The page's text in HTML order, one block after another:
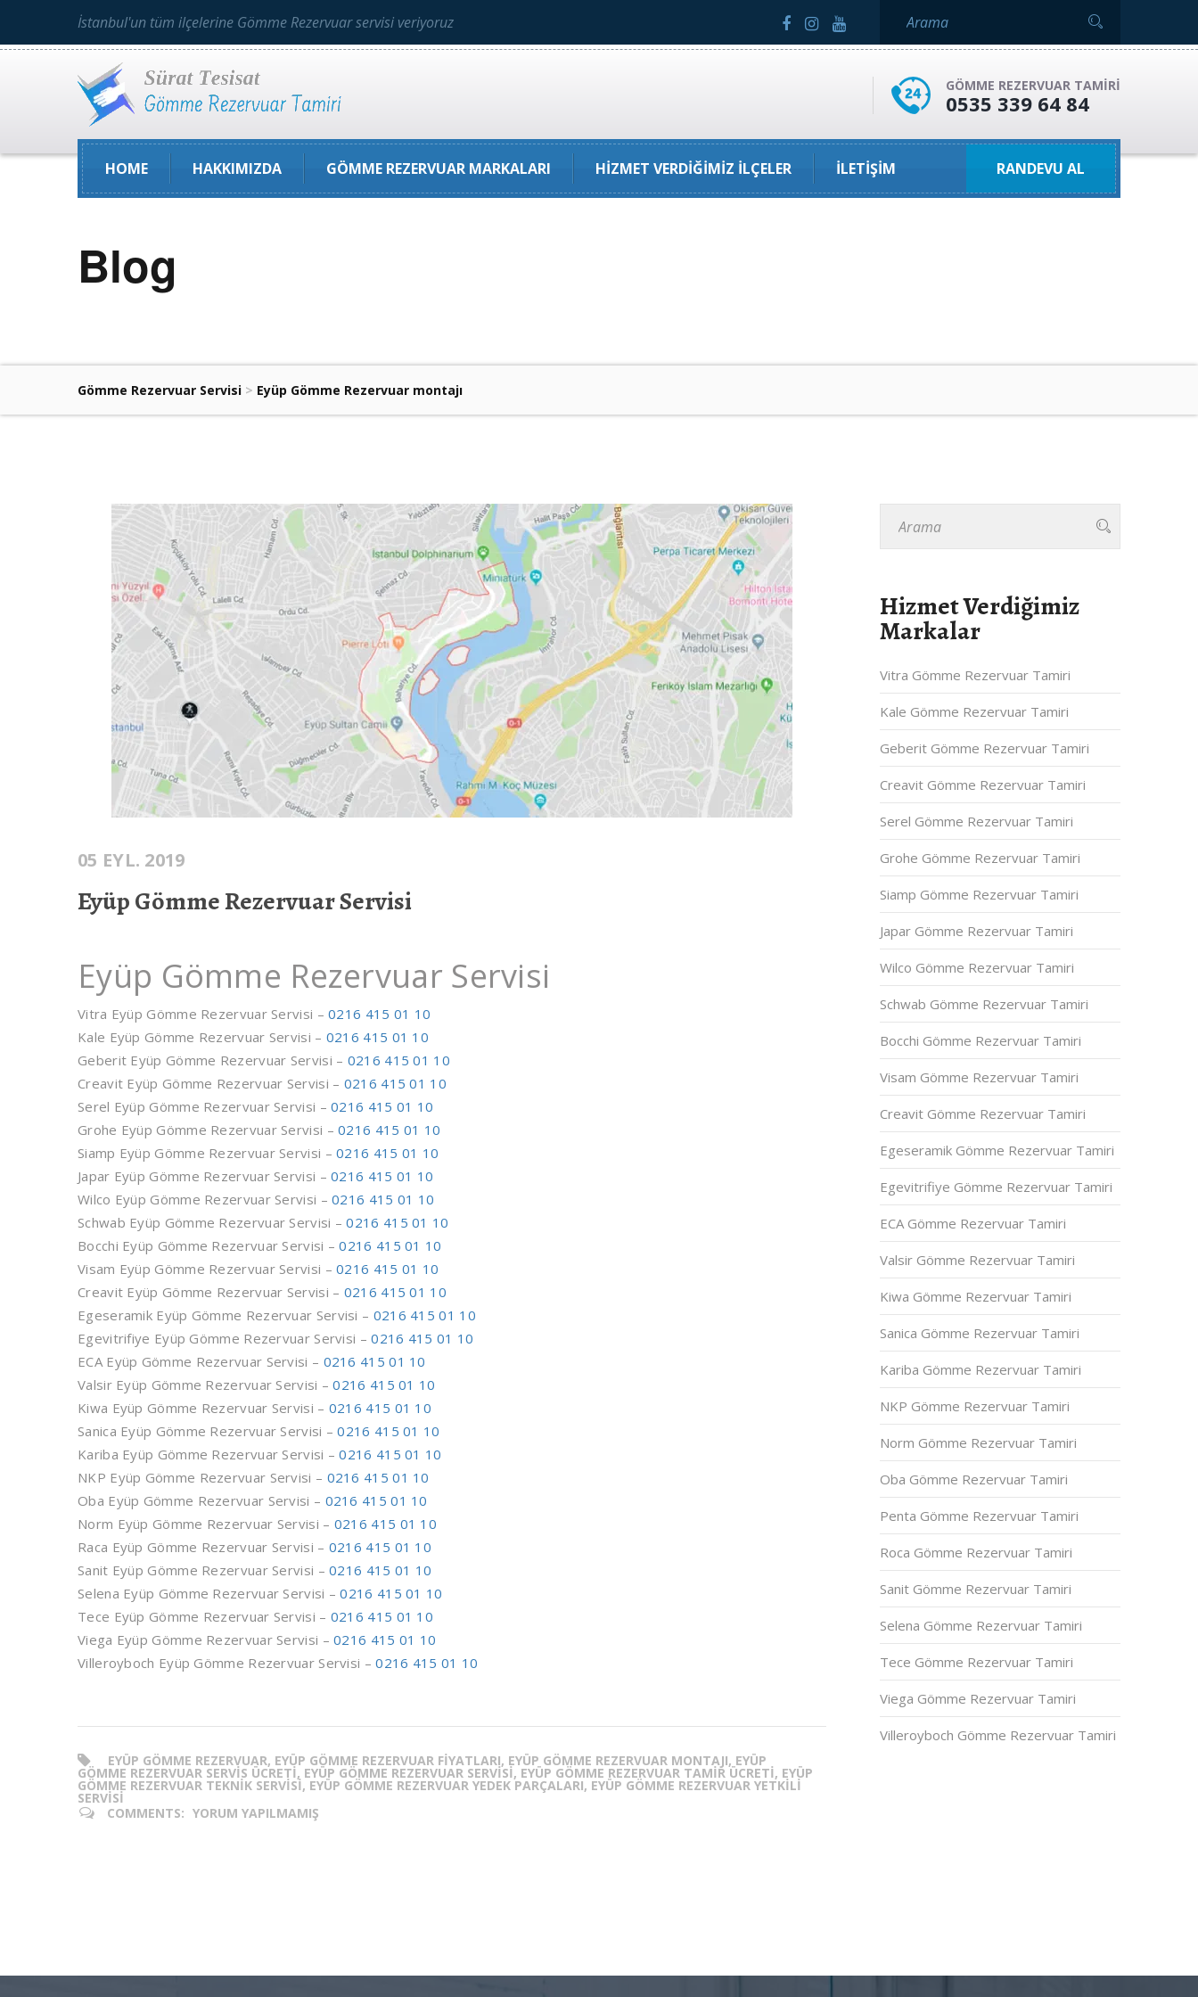
İstanbul'un tüm ilçelerine Gömme Rezervuar servisi veriyoruz
GÖMME REZERVUAR TAMIRI
0535 339 64 84
HOME HAKKIMIZDA GÖMME REZERVUAR MARKALARI HIZMET VERDIĞIMIZ İLÇELER İLETIŞIM RANDEVU AL
Blog
Gömme Rezervuar Servisi > Eyüp Gömme Rezervuar montajı
05 EYL. 2019
Eyüp Gömme Rezervuar Servisi
Eyüp Gömme Rezervuar Servisi
Vitra Eyüp Gömme Rezervuar Servisi –0216 415 01 10
Kale Eyüp Gömme Rezervuar Servisi – 0216 415 01 10
Geberit Eyüp Gömme Rezervuar Servisi – 0216 415 01 10
Creavit Eyüp Gömme Rezervuar Servisi – 0216 415 01 10
Serel Eyüp Gömme Rezervuar Servisi –0216 415 01 10
Grohe Eyüp Gömme Rezervuar Servisi –0216 415 01 10
Siamp Eyüp Gömme Rezervuar Servisi –0216 415 01 10
Japar Eyüp Gömme Rezervuar Servisi –0216 415 01 10
Wilco Eyüp Gömme Rezervuar Servisi –0216 415 01 10
Schwab Eyüp Gömme Rezervuar Servisi –0216 415 01 10
Bocchi Eyüp Gömme Rezervuar Servisi –0216 415 01 10
Visam Eyüp Gömme Rezervuar Servisi –0216 415 01 10
Creavit Eyüp Gömme Rezervuar Servisi – 0216 415 01 10
Egeseramik Eyüp Gömme Rezervuar Servisi – 0216 415 01 10
Egevitrifiye Eyüp Gömme Rezervuar Servisi –0216 415 01 10
ECA Eyüp Gömme Rezervuar Servisi – 0216 415 01 10
Valsir Eyüp Gömme Rezervuar Servisi –0216 415 01 10
Kiwa Eyüp Gömme Rezervuar Servisi – 0216 415 01 10
Sanica Eyüp Gömme Rezervuar Servisi –0216 415 01 10
Kariba Eyüp Gömme Rezervuar Servisi –0216 415 01 10
NKP Eyüp Gömme Rezervuar Servisi – 0216 415 01 10
Oba Eyüp Gömme Rezervuar Servisi – 0216 415 01 10
Norm Eyüp Gömme Rezervuar Servisi – 0216 415 01 10
Raca Eyüp Gömme Rezervuar Servisi – 0216 415 01 10
Sanit Eyüp Gömme Rezervuar Servisi –0216 415 01 10
Selena Eyüp Gömme Rezervuar Servisi –0216 415 01 10
Tece Eyüp Gömme Rezervuar Servisi – 0216 415 01 10
Viega Eyüp Gömme Rezervuar Servisi –0216 415 01 10
Villeroyboch Eyüp Gömme Rezervuar Servisi –0216 415 01 10
EYÜP GÖMME REZERVUAR, EYÜP GÖMME REZERVUAR FIYATLARI, EYÜP GÖMME REZERVUAR MONTAJI, EYÜP
GÖMME REZERVUAR SERVIS ÜCRETI, EYÜP GÖMME REZERVUAR SERVISI, EYÜP GÖMME REZERVUAR TAMIR ÜCRETI, EYÜP
GÖMME REZERVUAR TEKNIK SERVISI, EYÜP GÖMME REZERVUAR YEDEK PARÇALARI, EYÜP GÖMME REZERVUAR YETKILI
SERVISI
COMMENTS: YORUM YAPILMAMIŞ
Hizmet Verdiğimiz
Markalar
Vitra Gömme Rezervuar Tamiri
Kale Gömme Rezervuar Tamiri
Geberit Gömme Rezervuar Tamiri
Creavit Gömme Rezervuar Tamiri
Serel Gömme Rezervuar Tamiri
Grohe Gömme Rezervuar Tamiri
Siamp Gömme Rezervuar Tamiri
Japar Gömme Rezervuar Tamiri
Wilco Gömme Rezervuar Tamiri
Schwab Gömme Rezervuar Tamiri
Bocchi Gömme Rezervuar Tamiri
Visam Gömme Rezervuar Tamiri
Creavit Gömme Rezervuar Tamiri
Egeseramik Gömme Rezervuar Tamiri
Egevitrifiye Gömme Rezervuar Tamiri
ECA Gömme Rezervuar Tamiri
Valsir Gömme Rezervuar Tamiri
Kiwa Gömme Rezervuar Tamiri
Sanica Gömme Rezervuar Tamiri
Kariba Gömme Rezervuar Tamiri
NKP Gömme Rezervuar Tamiri
Norm Gömme Rezervuar Tamiri
Oba Gömme Rezervuar Tamiri
Penta Gömme Rezervuar Tamiri
Roca Gömme Rezervuar Tamiri
Sanit Gömme Rezervuar Tamiri
Selena Gömme Rezervuar Tamiri
Tece Gömme Rezervuar Tamiri
Viega Gömme Rezervuar Tamiri
Villeroyboch Gömme Rezervuar Tamiri